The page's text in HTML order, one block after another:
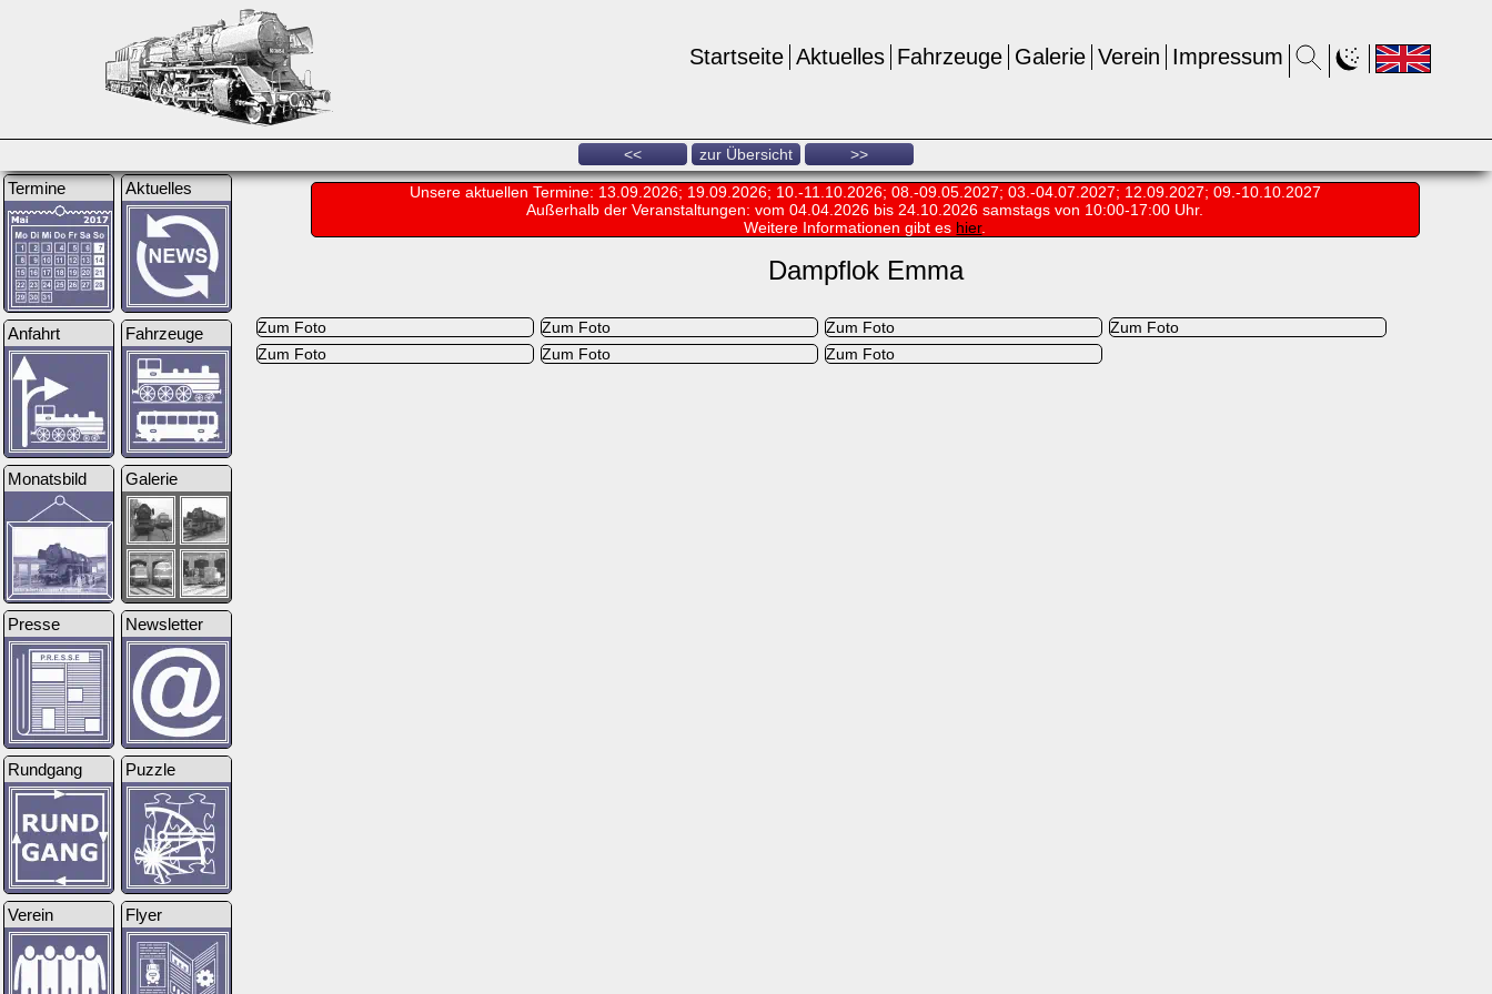
Impressum
Verein
Galerie
Fahrzeuge
Aktuelles
Startseite
<< zur Übersicht >>
Termine Aktuelles
Anfahrt Fahrzeuge
Monatsbild Galerie
Presse Newsletter
Rundgang Puzzle
Verein Flyer
Unsere aktuellen Termine: 13.09.2026; 19.09.2026; 10.-11.10.2026; 08.-09.05.2027; 03.-04.07.2027; 12.09.2027; 09.-10.10.2027
Außerhalb der Veranstaltungen:vom 04.04.2026 bis 24.10.2026 samstags von 10:00-17:00 Uhr.
Weitere Informationen gibt es hier.
Dampflok Emma
Zum Foto Zum Foto Zum Foto
Zum Foto
Zum Foto
Zum Foto Zum Foto